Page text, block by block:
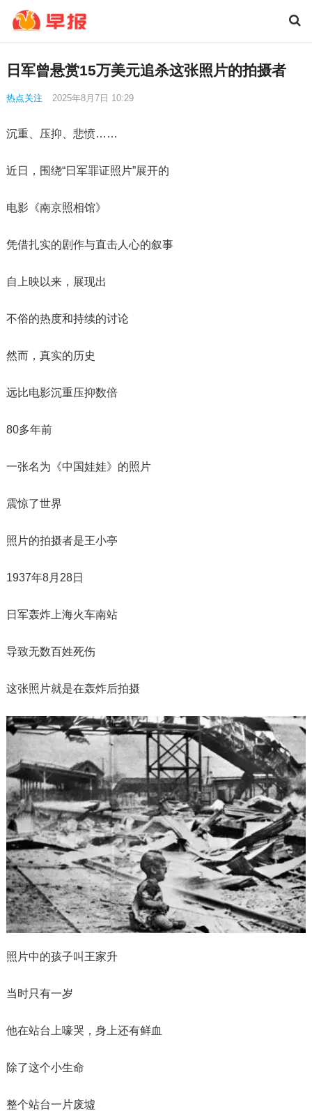
日军曾悬赏15万美元追杀这张照片的拍摄者
热点关注 2025年8月7日 10:29
沉重、压抑、悲愤……
近日，围绕“日军罪证照片”展开的
电影《南京照相馆》
凭借扎实的剧作与直击人心的叙事
自上映以来，展现出
不俗的热度和持续的讨论
然而，真实的历史
远比电影沉重压抑数倍
80多年前
一张名为《中国娃娃》的照片
震惊了世界
照片的拍摄者是王小亭
1937年8月28日
日军轰炸上海火车南站
导致无数百姓死伤
这张照片就是在轰炸后拍摄
照片中的孩子叫王家升
当时只有一岁
他在站台上嚎哭，身上还有鲜血
除了这个小生命
整个站台一片废墟